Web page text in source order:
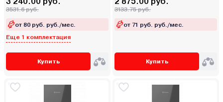
3531.6 руб.
от 80 руб. руб./мес.
Еще 1 комплектация
Купить
3133.75 руб.
от 71 руб. руб./мес.
Купить